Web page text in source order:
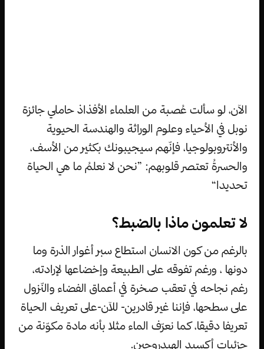
الآن، لو سألت عُصبة من العلماء الأفذاذ حاملي جائزة
نوبل في الأحياء وعلوم الوراثة والهندسة الحيوية
والأنتروبولوجيا، فإنّهم سيجيبونك بكثير من الأسف،
والحسرةُ تعتصر قلوبهم: ”نحن لا نعلمُ ما هي الحياة
تحديدا“
لا تعلمون ماذا بالضبط؟
بالرغم من كون الانسان استطاع سبر أغوار الذرة وما
دونها ، ورغم تفوقه على الطبيعة وإخضاعها لإرادته،
رغم نجاحه في تعقب صخرة في أعماق الفضاء والنّزول
على سطحها، فإننا غير قادرين- للآن-على تعريف الحياة
تعريفا دقيقا، كما نعرّف الماء مثلا بأنه مادة مكوّنة من
جزئيات أكسيد الهيدروجين.